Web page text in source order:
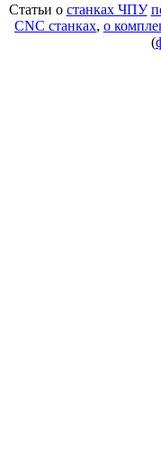
Статьи о станках ЧПУ
CNC станках, о
(